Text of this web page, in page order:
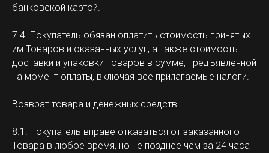
банковской картой.
7.4. Покупатель обязан оплатить стоимость принятых
им Товаров и оказанных услуг, а также стоимость
доставки и упаковки Товаров в сумме, предъявленной
на момент оплаты, включая все прилагаемые налоги.
Возврат товара и денежных средств
8.1. Покупатель вправе отказаться от заказанного
Товара в любое время, но не позднее чем за 24 часа